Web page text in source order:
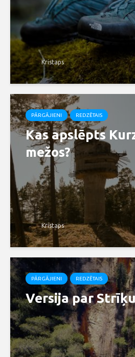
Kristaps
PĀRGĀJIENI REDZĒTAIS
Kas apslēpts
mežos?
Kristaps
PĀRGĀJIENI REDZĒTAIS
Versija par